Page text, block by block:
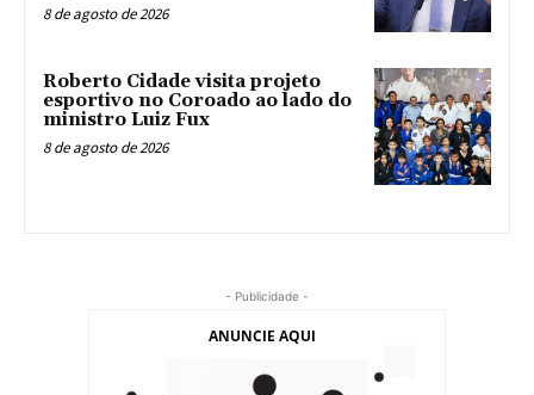
8 de agosto de 2026
Roberto Cidade visita projeto
esportivo no Coroado ao lado do
ministro Luiz Fux
8 de agosto de 2026
- Publicidade -